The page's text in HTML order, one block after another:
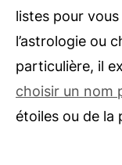
listes pour
l’astrologie ou
particulière, il
choisir un nom
étoiles ou de la